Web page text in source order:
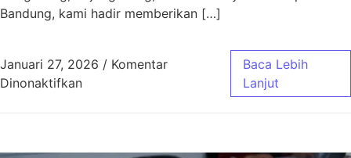
Bandung, kami hadir memberikan […]
Januari 27, 2026 / Komentar
Dinonaktifkanpada Aqiqah Cangkuang Bandung Terdekat
Baca Lebih
Lanjut